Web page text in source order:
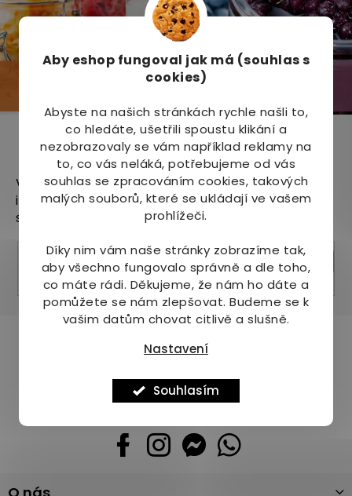
Aby eshop fungoval jak má (souhlas s
cookies)
Abyste na našich stránkách rychle našli to,
co hledáte, ušetřili spoustu klikání a
nezobrazovaly se vám například reklamy na
to, co vás neláká, potřebujeme od vás
souhlas se zpracováním cookies, takových
malých souborů, které se ukládají ve vašem
prohlížeči.
Díky nim vám naše stránky zobrazíme tak,
aby všechno fungovalo správně a dle toho,
co máte rádi. Děkujeme, že nám ho dáte a
pomůžete se nám zlepšovat. Budeme se k
vašim datům chovat citlivě a slušně.
Nastavení
Souhlasím
Odebírat newsletter
Vložte svůj e-mail a my vám budeme zasílat
informace o nových produktech na našem e-
shopu.
Přihlásit se
Pomůžeme vám s výběrem
+420 736 708 220
info@mj-krasazdravi.cz